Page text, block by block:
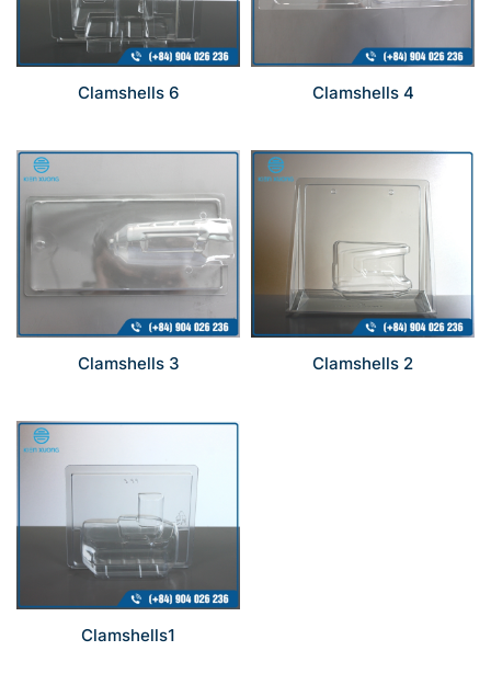
Clamshells 6 Clamshells 4
Clamshells 3 Clamshells 2
Clamshells1